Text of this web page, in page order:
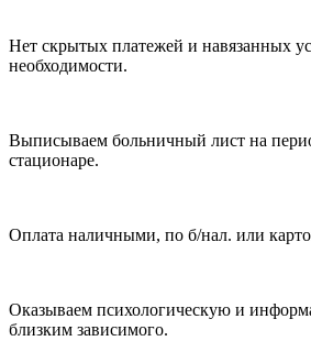
Нет скрытых платежей и навязанных
необходимости.
Выписываем больничный лист на
стационаре.
Оплата наличными, по б/нал. или
Оказываем психологическую и
близким зависимого.